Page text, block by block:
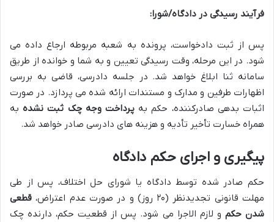
فرآیند رسیدگی در دادگاه/شورا:
پس از ثبت دادخواست، پرونده به شعبه مربوطه ارجاع داده می
شود. در این مرحله، وقت رسیدگی تعیین و به شما و خوانده از طریق
سامانه ثنا ابلاغ خواهد شد. در جلسه دادرسی، قاضی به بررسی
اظهارات طرفین و مدارک و مستندات ارائه شده می پردازد. در صورت
اثبات بدهی صادرکننده، حکم به پرداخت وجه چک ثبت نشدهبه
همراه خسارت تأخیر تأدیه و هزینه های دادرسی صادر خواهد شد.
پیگیری و اجرای حکم دادگاه
حکم صادر شده توسط دادگاه یا شورای حل اختلاف، پس از طی
مهلت قانونی تجدیدنظر (۲۰ روز) و در صورت عدم اعتراض،
قطعی
شدن حکم و لازم الاجرا می شود. پس از قطعیت حکم، دارنده چک